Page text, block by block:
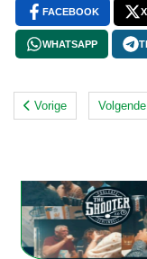
FACEBOOK X
WHATSAPP
Vorige Volgende